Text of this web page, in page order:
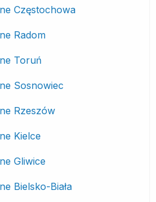
Częstochowa
Radom
Toruń
Sosnowiec
Rzeszów
Kielce
Gliwice
Bielsko-Biała